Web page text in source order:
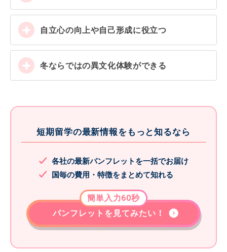
自立心の向上や自己形成に役立つ
冬ならではの異文化体験ができる
短期留学の最新情報をもっと知るなら
各社の最新パンフレットを一括でお届け
国毎の費用・特徴をまとめて知れる
パンフレットを見てみたい！
簡単入力60秒